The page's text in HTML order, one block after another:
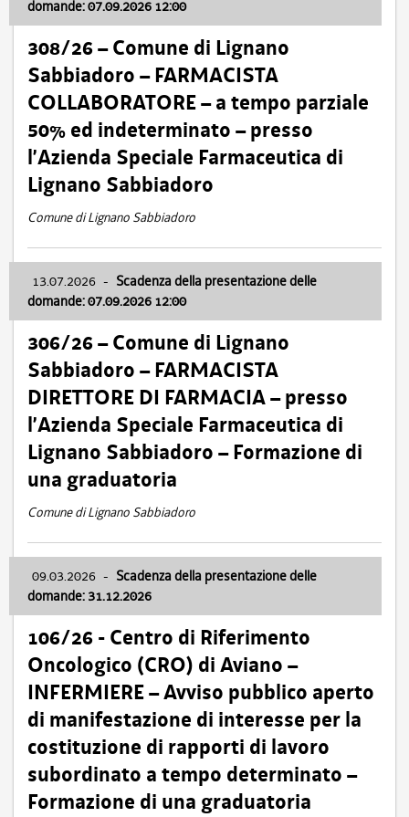
domande: 07.09.2026 12:00
308/26 – Comune di Lignano
Sabbiadoro – FARMACISTA
COLLABORATORE – a tempo parziale
50% ed indeterminato – presso
l’Azienda Speciale Farmaceutica di
Lignano Sabbiadoro
Comune di Lignano Sabbiadoro
13.07.2026 - Scadenza della presentazione delle
domande: 07.09.2026 12:00
306/26 – Comune di Lignano
Sabbiadoro – FARMACISTA
DIRETTORE DI FARMACIA – presso
l’Azienda Speciale Farmaceutica di
Lignano Sabbiadoro – Formazione di
una graduatoria
Comune di Lignano Sabbiadoro
09.03.2026 - Scadenza della presentazione delle
domande: 31.12.2026
106/26 - Centro di Riferimento
Oncologico (CRO) di Aviano –
INFERMIERE – Avviso pubblico aperto
di manifestazione di interesse per la
costituzione di rapporti di lavoro
subordinato a tempo determinato –
Formazione di una graduatoria